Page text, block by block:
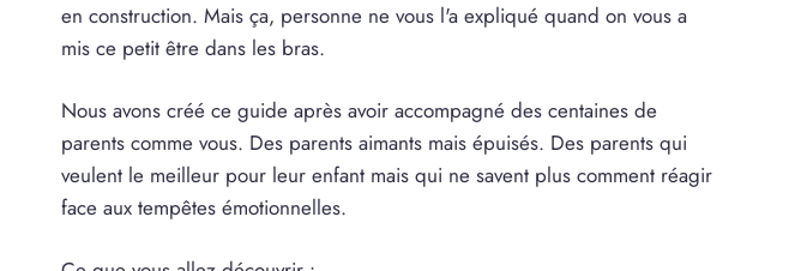
en construction. Mais ça, personne ne vous l'a expliqué quand on vous a
mis ce petit être dans les bras.
Nous avons créé ce guide après avoir accompagné des centaines de
parents comme vous. Des parents aimants mais épuisés. Des parents qui
veulent le meilleur pour leur enfant mais qui ne savent plus comment réagir
face aux tempêtes émotionnelles.